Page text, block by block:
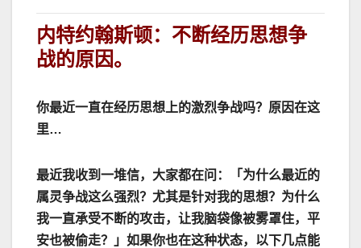
内特约翰斯顿：不断经历思想争
战的原因。
你最近一直在经历思想上的激烈争战吗？原因在这
里…
最近我收到一堆信，大家都在问：「为什么最近的
属灵争战这么强烈？尤其是针对我的思想？为什么
我一直承受不断的攻击，让我脑袋像被雾罩住，平
安也被偷走？」如果你也在这种状态，以下几点能